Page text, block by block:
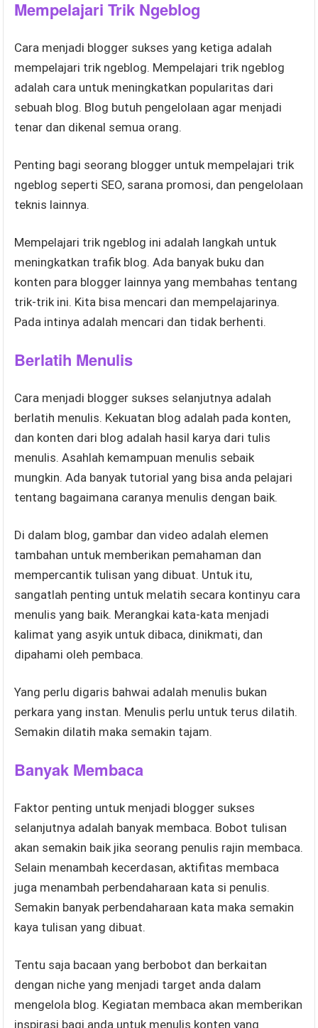
Mempelajari Trik Ngeblog
Cara menjadi blogger sukses yang ketiga adalah
mempelajari trik ngeblog. Mempelajari trik ngeblog
adalah cara untuk meningkatkan popularitas dari
sebuah blog. Blog butuh pengelolaan agar menjadi
tenar dan dikenal semua orang.
Penting bagi seorang blogger untuk mempelajari trik
ngeblog seperti SEO, sarana promosi, dan pengelolaan
teknis lainnya.
Mempelajari trik ngeblog ini adalah langkah untuk
meningkatkan trafik blog. Ada banyak buku dan
konten para blogger lainnya yang membahas tentang
trik-trik ini. Kita bisa mencari dan mempelajarinya.
Pada intinya adalah mencari dan tidak berhenti.
Berlatih Menulis
Cara menjadi blogger sukses selanjutnya adalah
berlatih menulis. Kekuatan blog adalah pada konten,
dan konten dari blog adalah hasil karya dari tulis
menulis. Asahlah kemampuan menulis sebaik
mungkin. Ada banyak tutorial yang bisa anda pelajari
tentang bagaimana caranya menulis dengan baik.
Di dalam blog, gambar dan video adalah elemen
tambahan untuk memberikan pemahaman dan
mempercantik tulisan yang dibuat. Untuk itu,
sangatlah penting untuk melatih secara kontinyu cara
menulis yang baik. Merangkai kata-kata menjadi
kalimat yang asyik untuk dibaca, dinikmati, dan
dipahami oleh pembaca.
Yang perlu digaris bahwai adalah menulis bukan
perkara yang instan. Menulis perlu untuk terus dilatih.
Semakin dilatih maka semakin tajam.
Banyak Membaca
Faktor penting untuk menjadi blogger sukses
selanjutnya adalah banyak membaca. Bobot tulisan
akan semakin baik jika seorang penulis rajin membaca.
Selain menambah kecerdasan, aktifitas membaca
juga menambah perbendaharaan kata si penulis.
Semakin banyak perbendaharaan kata maka semakin
kaya tulisan yang dibuat.
Tentu saja bacaan yang berbobot dan berkaitan
dengan niche yang menjadi target anda dalam
mengelola blog. Kegiatan membaca akan memberikan
inspirasi bagi anda untuk menulis konten yang